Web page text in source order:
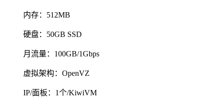
内存：512MB
硬盘：50GB SSD
月流量：100GB/1Gbps
虚拟架构：OpenVZ
IP/面板：1个/KiwiVM